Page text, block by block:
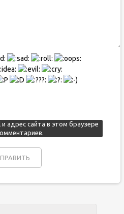
адрес сайта в этом браузере